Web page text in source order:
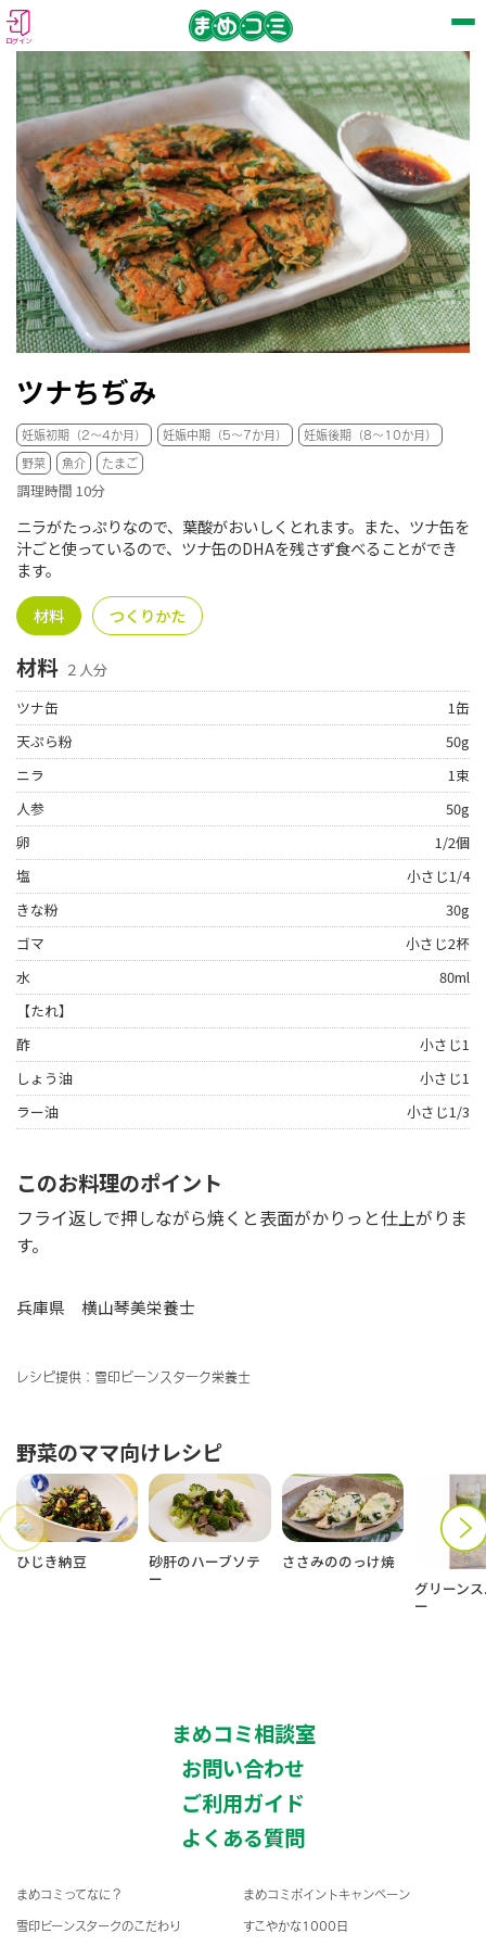
ログイン
ツナちぢみ
妊娠初期（2～4か月） 妊娠中期（5～7か月）
妊娠後期（8～10か月）
野菜
魚介 たまご
調理時間 10分
ニラがたっぷりなので、葉酸がおいしくとれます。また、ツナ缶を
汁ごと使っているので、ツナ缶のDHAを残さず食べることができ
ます。
材料 つくりかた
材料 ２人分
ツナ缶
1缶
天ぷら粉
50g
ニラ
1束
人参
50g
卵
1/2個
塩
小さじ1/4
きな粉
30g
ゴマ
小さじ2杯
水
80ml
【たれ】
酢
小さじ1
しょう油
小さじ1
ラー油
小さじ1/3
このお料理のポイント
フライ返しで押しながら焼くと表面がかりっと仕上がりま
す。
兵庫県 横山琴美栄養士
レシピ提供：雪印ビーンスターク栄養士
野菜のママ向けレシピ
ひじき納豆
砂肝のハーブソテ
ー
ささみののっけ焼
グリーン
ー
まめコミ相談室
お問い合わせ
ご利用ガイド
よくある質問
まめコミってなに？ まめコミポイントキャンペーン
雪印ビーンスタークのこだわり すこやかな1000日